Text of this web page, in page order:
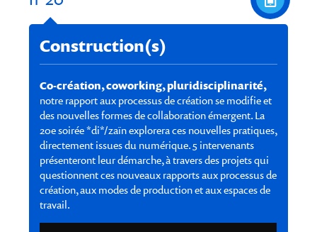
Construction(s)
Co-création, coworking, pluridisciplinarité,
notre rapport aux processus de création se modifie et
des nouvelles formes de collaboration émergent. La
20e soirée *di*/zaïn explorera ces nouvelles pratiques,
directement issues du numérique. 5 intervenants
présenteront leur démarche, à travers des projets qui
questionnent ces nouveaux rapports aux processus de
création, aux modes de production et aux espaces de
travail.